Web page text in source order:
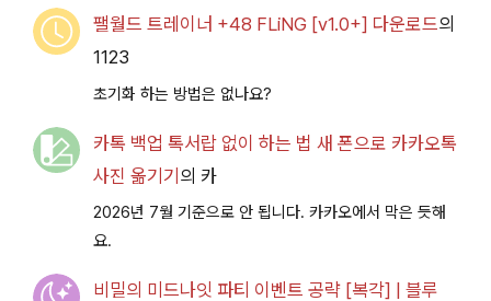
팰월드 트레이너 +48 FLiNG [v1.0+] 다운로드의
1123
초기화 하는 방법은 없나요?
카톡 백업 톡서랍 없이 하는 법 새 폰으로 카카오톡
사진 옮기기 의 카
2026년 7월 기준으로 안 됩니다. 카카오에서 막은 듯해
요.
비밀의 미드나잇 파티 이벤트 공략 [복각] | 블루